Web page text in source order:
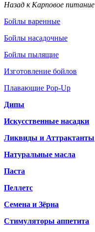
Назад к Карповое питание
Бойлы варенные
Бойлы насадочные
Бойлы пылящие
Изготовление бойлов
Плавающие Pop-Up
Дипы
Искусственные насадки
Ликвиды и Аттрактанты
Натуральные масла
Паста
Пеллетс
Семена и Зёрна
Стимуляторы аппетита